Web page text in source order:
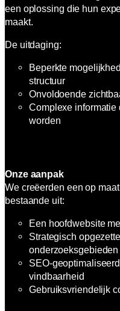
een oplossing die hun
maakt.
De uitdaging:
Beperkte
structuur
Onvoldoende
Complexe informatie
worden
Onze aanpak
We creëerden een op
bestaande uit:
Een hoofdwebsite
Strategisch
onderzoeksgebieden
SEO-
vindbaarheid
Gebruiksvriendelijk